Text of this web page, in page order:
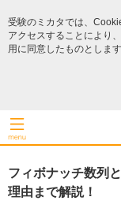
受験のミカタでは、
アクセスすることにより、
用に同意したものとします
フィボナッチ数列
理由まで解説！